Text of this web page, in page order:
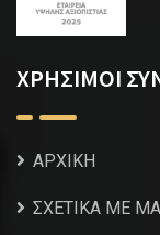
ΧΡΗΣΙΜΟΙ
ΑΡΧΙΚΗ
ΣΧΕΤΙΚΑ ΜΕ